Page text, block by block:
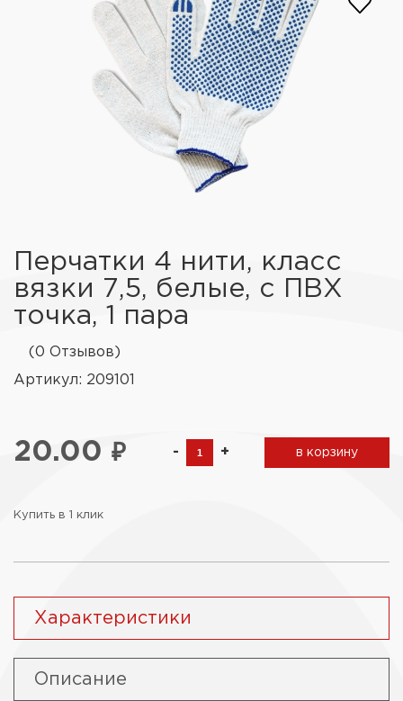
Перчатки 4 нити, класс
вязки 7,5, белые, с ПВХ
точка, 1 пара
(0 Отзывов)
Артикул: 209101
20.00 ₽ - + в корзину
Купить в 1 клик
Характеристики
Описание